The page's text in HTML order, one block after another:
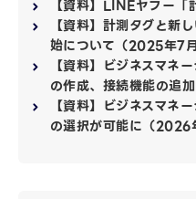
【資料】LINEヤフー「
【資料】計測タグと新
始について（2025年7月
【資料】ビジネスマネ
の作成、接続機能の追
【資料】ビジネスマネ
の選択が可能に（2026